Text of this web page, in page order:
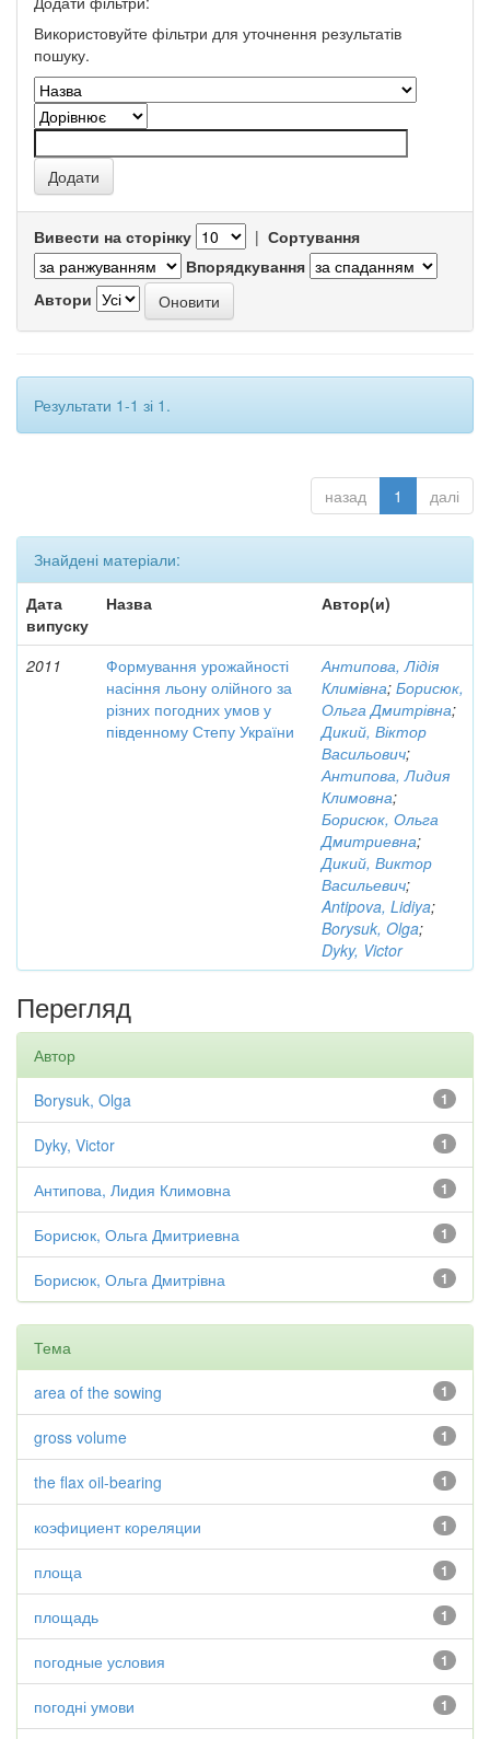
Використовуйте фільтри для уточнення результатів
пошуку.
Вивести на сторінку | Сортування
Впорядкування
Автори
Результати 1-1 зі 1.
назад 1 далі
Знайдені матеріали:
Дата
випуску
Назва Автор(и)
2011
Формування урожайності
насіння льону олійного за
різних погодних умов у
південному Степу України
Антипова, Лідія
Климівна; Борисюк,
Ольга Дмитрівна;
Дикий, Віктор
Васильович;
Антипова, Лидия
Климовна;
Борисюк, Ольга
Дмитриевна;
Дикий, Виктор
Васильевич;
Antipova, Lidiya;
Borysuk, Olga;
Dyky, Victor
Перегляд
Автор
1
Borysuk, Olga
1
Dyky, Victor
1
Антипова, Лидия Климовна
1
Борисюк, Ольга Дмитриевна
1
Борисюк, Ольга Дмитрівна
Тема
1
area of the sowing
1
gross volume
1
the flax oil-bearing
1
коэфициент кореляции
1
площа
1
площадь
1
погодные условия
1
погодні умови